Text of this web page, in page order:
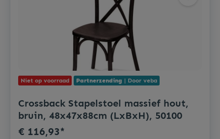
Niet op voorraad Partnerzending | Door veba
Crossback Stapelstoel massief hout,
bruin, 48x47x88cm (LxBxH), 50100
€ 116,93*